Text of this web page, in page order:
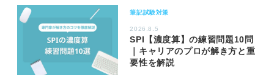
筆記試験対策
2026.8.5
SPI【濃度算】の練習問題10問
｜キャリアのプロが解き方と重
要性を解説